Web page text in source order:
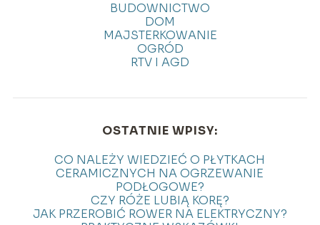
BUDOWNICTWO
DOM
MAJSTERKOWANIE
OGRÓD
RTV I AGD
OSTATNIE WPISY:
CO NALEŻY WIEDZIEĆ O PŁYTKACH
CERAMICZNYCH NA OGRZEWANIE
PODŁOGOWE?
CZY RÓŻE LUBIĄ KORĘ?
JAK PRZEROBIĆ ROWER NA ELEKTRYCZNY?